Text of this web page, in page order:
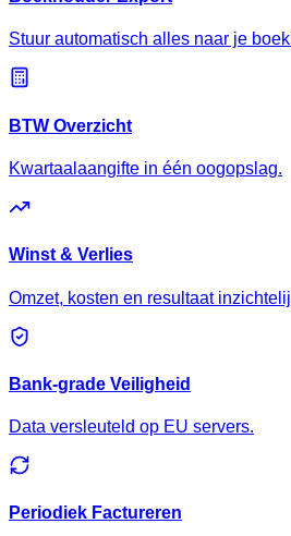
Stuur automatisch alles naar je
BTW Overzicht
Kwartaalaangifte in één oogopslag.
Winst & Verlies
Omzet, kosten en resultaat
Bank-grade Veiligheid
Data versleuteld op EU servers.
Periodiek Factureren